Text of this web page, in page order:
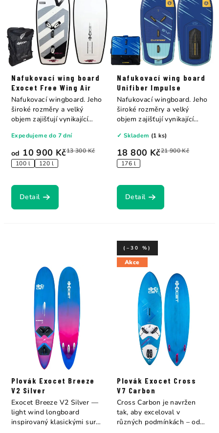
Nafukovací wing board
Exocet Free Wing Air
od 10 900 Kč13 300 Kč
100 l 120 l
Expedujeme do 7 dní
Detail
Nafukovací wingboard. Jeho
široké rozměry a velký
objem zajišťují vynikající
Nafukovací wing board
Unifiber Impulse
18 800 Kč21 900 Kč
176 l
✓ Skladem (1 ks)
Detail
Nafukovací wingboard. Jeho
široké rozměry a velký
objem zajišťují vynikající
Plovák Exocet Breeze
V2 Silver
Exocet Breeze V2 Silver —
light wind longboard
inspirovaný klasickými surf
Akce
Plovák Exocet Cross
V7 Carbon
(–30 %)
Cross Carbon je navržen
tak, aby exceloval v
různých podmínkách – od